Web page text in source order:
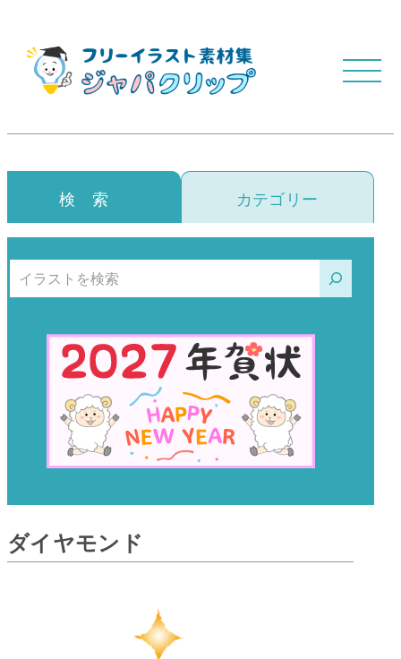
検 索 カテゴリー
検索
ダイヤモンド